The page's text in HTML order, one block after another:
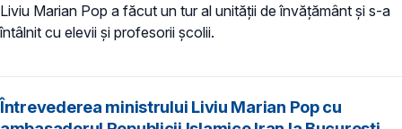
Liviu Marian Pop a făcut un tur al unității de învățământ și s-a
întâlnit cu elevii și profesorii școlii.
Întrevederea ministrului Liviu Marian Pop cu